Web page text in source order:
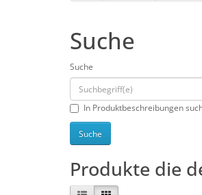
Suche
Suche
In Produktbeschreibungen
Produkte die